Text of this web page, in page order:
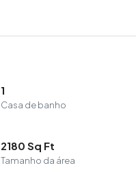
1
Casa de banho
2180 Sq Ft
Tamanho da área